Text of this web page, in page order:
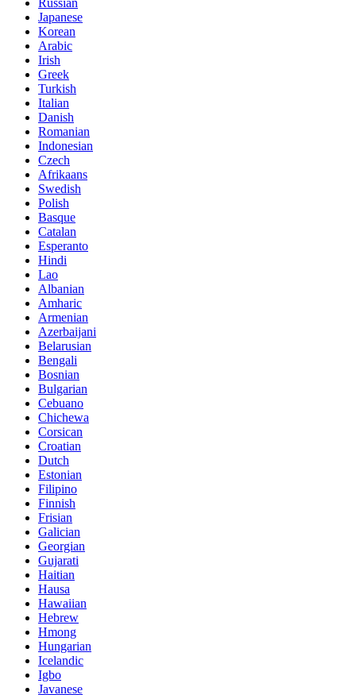
Japanese
Korean
Arabic
Irish
Greek
Turkish
Italian
Danish
Romanian
Indonesian
Czech
Afrikaans
Swedish
Polish
Basque
Catalan
Esperanto
Hindi
Lao
Albanian
Amharic
Armenian
Azerbaijani
Belarusian
Bengali
Bosnian
Bulgarian
Cebuano
Chichewa
Corsican
Croatian
Dutch
Estonian
Filipino
Finnish
Frisian
Galician
Georgian
Gujarati
Haitian
Hausa
Hawaiian
Hebrew
Hmong
Hungarian
Icelandic
Igbo
Javanese